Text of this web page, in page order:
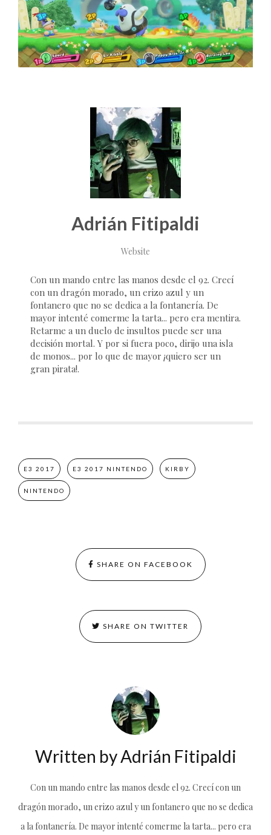
Adrián Fitipaldi
Website
Con un mando entre las manos desde el 92. Crecí
con un dragón morado, un erizo azul y un
fontanero que no se dedica a la fontanería. De
mayor intenté comerme la tarta... pero era mentira.
Retarme a un duelo de insultos puede ser una
decisión mortal. Y por si fuera poco, dirijo una isla
de monos... por lo que de mayor ¡quiero ser un
gran pirata!.
E3 2017 E3 2017 NINTENDO KIRBY
NINTENDO
SHARE ON FACEBOOK
SHARE ON TWITTER
Written byAdrián Fitipaldi
Con un mando entre las manos desde el 92. Crecí con un
dragón morado, un erizo azul y un fontanero que no se dedica
a la fontanería. De mayor intenté comerme la tarta... pero era